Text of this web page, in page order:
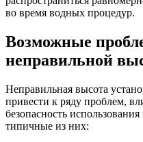
во время водных процедур.
Возможные
неправильной
Неправильная высота
привести к ряду проблем,
безопасность
типичные из них: